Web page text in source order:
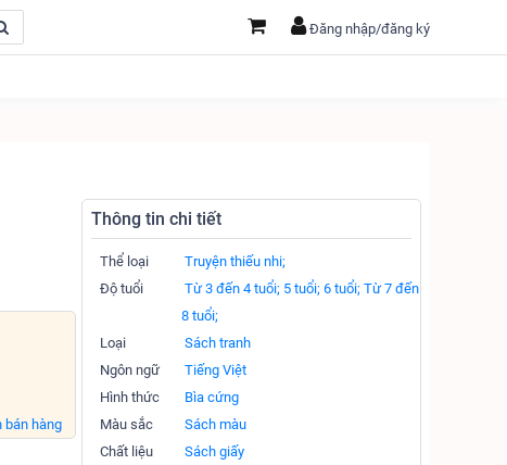
Đăng nhập/đăng ký
bán hàng
Thông tin chi tiết
Thể loại
Truyện thiếu nhi;
Độ tuổi
Từ 3 đến 4 tuổi; 5 tuổi; 6 tuổi; Từ 7 đến
8 tuổi;
Loại
Sách tranh
Ngôn ngữ
Tiếng Việt
Hình thức
Bìa cứng
Màu sắc
Sách màu
Chất liệu
Sách giấy